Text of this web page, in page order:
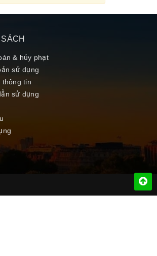
& hủy phạt
sử dụng
thông tin
sử dụng